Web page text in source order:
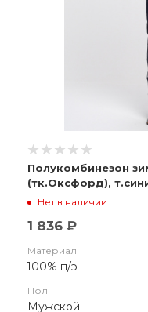
Полукомбинезон
(тк.Оксфорд),
Нет в наличии
1 836 ₽
Материал
100% п/э
Пол
Мужской